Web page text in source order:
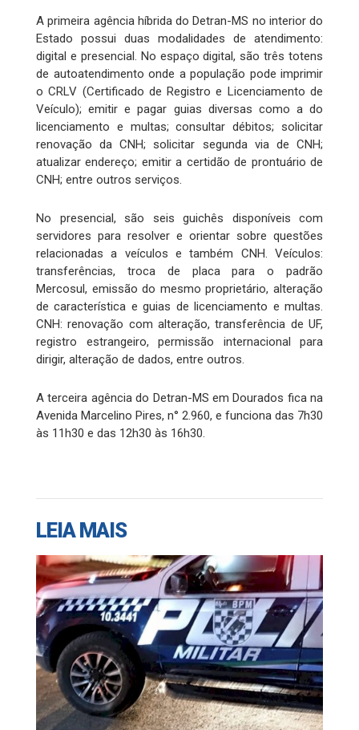
A primeira agência híbrida do Detran-MS no interior do
Estado possui duas modalidades de atendimento:
digital e presencial. No espaço digital, são três totens
de autoatendimento onde a população pode imprimir
o CRLV (Certificado de Registro e Licenciamento de
Veículo); emitir e pagar guias diversas como a do
licenciamento e multas; consultar débitos; solicitar
renovação da CNH; solicitar segunda via de CNH;
atualizar endereço; emitir a certidão de prontuário de
CNH; entre outros serviços.
No presencial, são seis guichês disponíveis com
servidores para resolver e orientar sobre questões
relacionadas a veículos e também CNH. Veículos:
transferências, troca de placa para o padrão
Mercosul, emissão do mesmo proprietário, alteração
de característica e guias de licenciamento e multas.
CNH: renovação com alteração, transferência de UF,
registro estrangeiro, permissão internacional para
dirigir, alteração de dados, entre outros.
A terceira agência do Detran-MS em Dourados fica na
Avenida Marcelino Pires, n° 2.960, e funciona das 7h30
às 11h30 e das 12h30 às 16h30.
LEIA MAIS